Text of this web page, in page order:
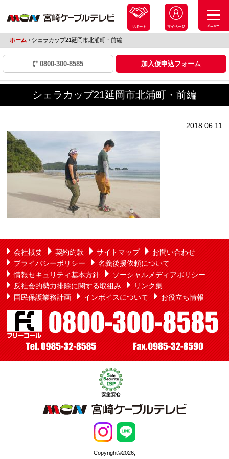
サポート マイページ メニュー
ホーム ›シェラカップ21延岡市北浦町・前編
0800-300-8585 加入仮申込フォーム
シェラカップ21延岡市北浦町・前編
2018.06.11
会社概要 契約約款 サイトマップ
お問い合わせ
プライバシーポリシー
名義後援依頼について
情報セキュリティ基本方針
ソーシャルメディアポリシー
反社会的勢力排除に関する取組み
リンク集
国民保護業務計画
インボイスについて お役立ち情報
Copyright©2026,